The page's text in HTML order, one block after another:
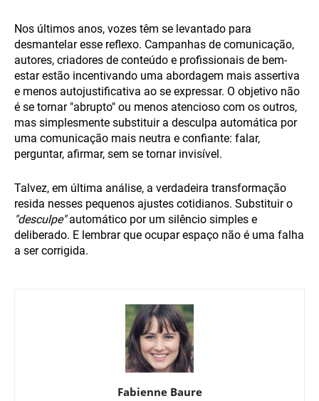
Nos últimos anos, vozes têm se levantado para
desmantelar esse reflexo. Campanhas de comunicação,
autores, criadores de conteúdo e profissionais de bem-
estar estão incentivando uma abordagem mais assertiva
e menos autojustificativa ao se expressar. O objetivo não
é se tornar "abrupto" ou menos atencioso com os outros,
mas simplesmente substituir a desculpa automática por
uma comunicação mais neutra e confiante: falar,
perguntar, afirmar, sem se tornar invisível.
Talvez, em última análise, a verdadeira transformação
resida nesses pequenos ajustes cotidianos. Substituir o
"desculpe"automático por um silêncio simples e
deliberado. E lembrar que ocupar espaço não é uma falha
a ser corrigida.
Fabienne Baure